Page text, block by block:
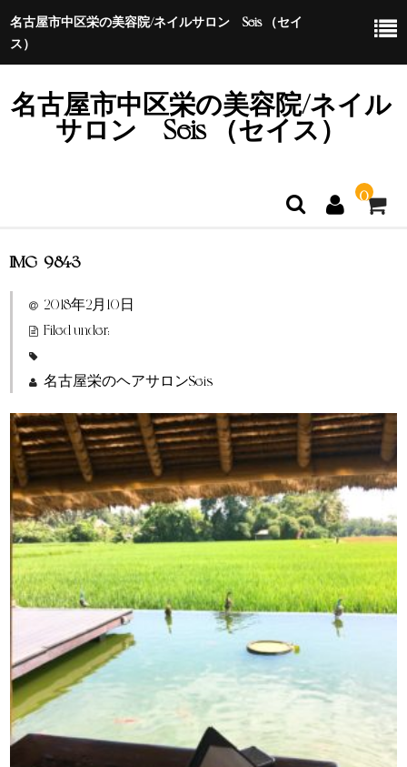
名古屋市中区栄の美容院/ネイルサロン Seis （セイ
ス）
名古屋市中区栄の美容院/ネイル
サロン Seis （セイス）
0
ホーム
特定商取引法に基づく表示
IMG_9843
2018年2月10日
Filed under:
名古屋栄のヘアサロンSeis